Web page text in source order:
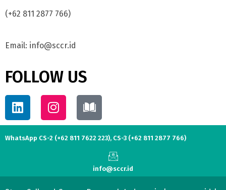
(+62 811 2877 766)
Email: info@sccr.id
FOLLOW US
WhatsApp CS-2 (+62 811 7622 223), CS-3 (+62 811 2877 766)
info@sccr.id